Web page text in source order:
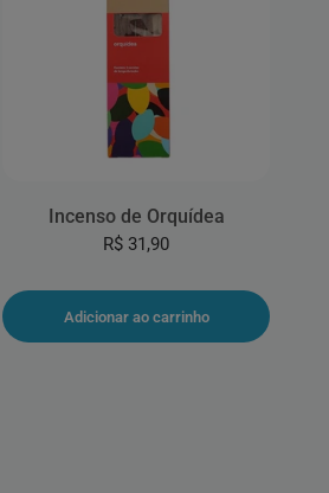
Incenso de Orquídea
R$ 31,90
Adicionar ao carrinho